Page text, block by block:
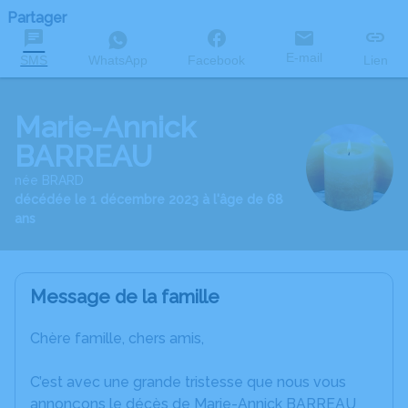
Partager
SMS WhatsApp Facebook E-mail Lien
Marie-Annick
BARREAU
née BRARD
décédée le 1 décembre 2023 à l'âge de 68
ans
Message de la famille
Chère famille, chers amis,
C’est avec une grande tristesse que nous vous
annonçons le décès de Marie-Annick BARREAU